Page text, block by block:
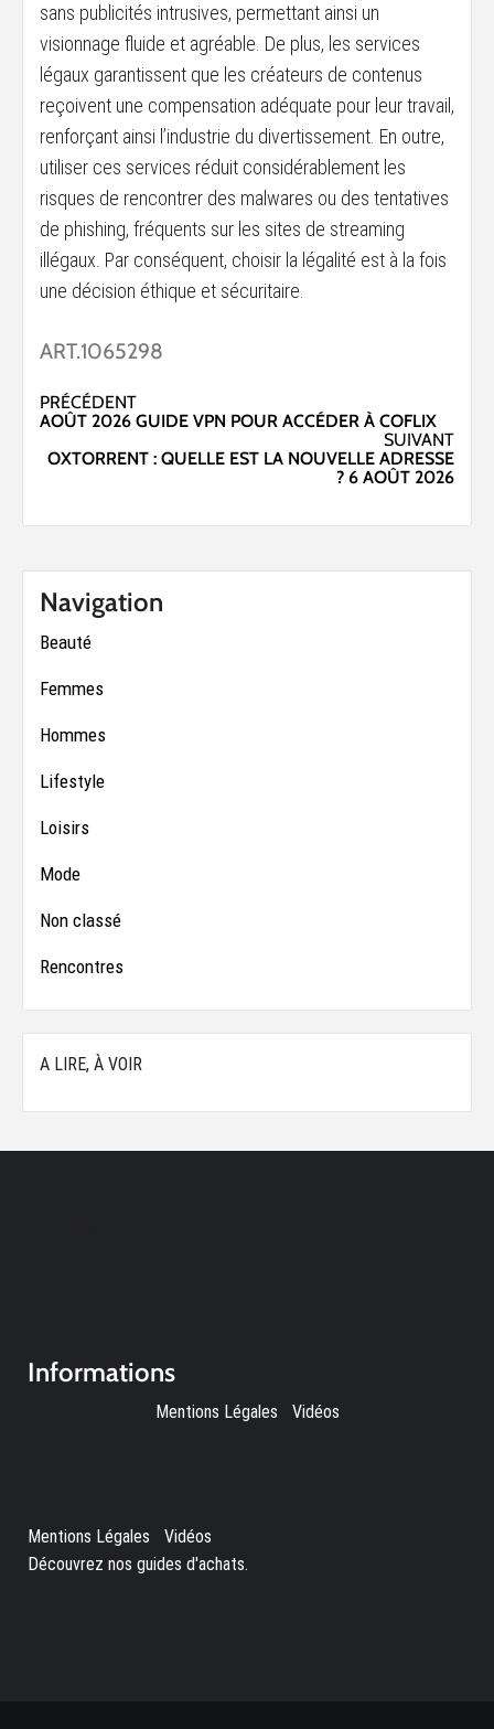
sans publicités intrusives, permettant ainsi un
visionnage fluide et agréable. De plus, les services
légaux garantissent que les créateurs de contenus
reçoivent une compensation adéquate pour leur travail,
renforçant ainsi l’industrie du divertissement. En outre,
utiliser ces services réduit considérablement les
risques de rencontrer des malwares ou des tentatives
de phishing, fréquents sur les sites de streaming
illégaux. Par conséquent, choisir la légalité est à la fois
une décision éthique et sécuritaire.
ART.1065298
Navigation
d’article
PRÉCÉDENT
AOÛT 2026 GUIDE VPN POUR ACCÉDER À COFLIX
SUIVANT
OXTORRENT : QUELLE EST LA NOUVELLE ADRESSE
? 6 AOÛT 2026
Navigation
Beauté
Femmes
Hommes
Lifestyle
Loisirs
Mode
Non classé
Rencontres
A LIRE, À VOIR
Informations
Mentions Légales Vidéos
Mentions Légales Vidéos
Découvrez nos guides d'achats.